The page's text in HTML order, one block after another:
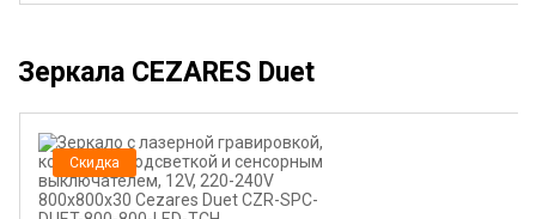
Зеркала CEZARES Duet
Скидка